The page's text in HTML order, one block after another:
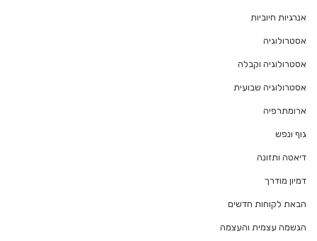
אנרגיות חיוביות
אסטרולוגיה
אסטרולוגיה וקבלה
אסטרולוגיה שבועית
ארומתרפיה
גוף ונפש
דיאטה ותזונה
דמיון מודרך
הבאת לקוחות חדשים
הגשמה עצמית והעצמה